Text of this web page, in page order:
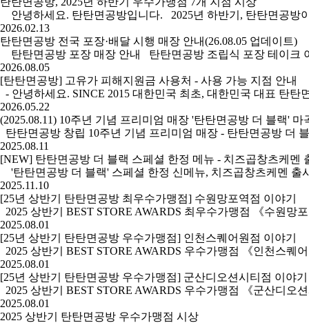
안녕하세요. 탄탄면공방입니다. 2025년 하반기, 탄탄면공방
2026.02.13
탄탄면공방 전국 포장·배달 시행 매장 안내(26.08.05 업데이트)
탄탄면공방 포장 매장 안내 탄탄면공방 조립식 포장 테이크
2026.08.05
[탄탄면공방] 고유가 피해지원금 사용처 - 사용 가능 지점 안내
- 안녕하세요. SINCE 2015 대한민국 최초, 대한민국 대표 탄
2026.05.22
(2025.08.11) 10주년 기념 프리미엄 매장 '탄탄면공방 더 블랙'
탄탄면공방 창립 10주년 기념 프리미엄 매장 - 탄탄면공방
2025.08.11
[NEW] 탄탄면공방 더 블랙 스페셜 한정 메뉴 - 치즈곱창츠케멘
'탄탄면공방 더 블랙' 스페셜 한정 신메뉴, 치즈곱창츠케멘 출
2025.11.10
[25년 상반기 탄탄면공방 최우수가맹점] 수원망포역점 이야기
2025 상반기 BEST STORE AWARDS 최우수가맹점 《수원
2025.08.01
[25년 상반기 탄탄면공방 우수가맹점] 인천스퀘어원점 이야기
2025 상반기 BEST STORE AWARDS 우수가맹점 《인천스
2025.08.01
[25년 상반기 탄탄면공방 우수가맹점] 군산디오션시티점 이야기
2025 상반기 BEST STORE AWARDS 우수가맹점 《군산디
2025.08.01
2025 상반기 탄탄면공방 우수가맹점 시상